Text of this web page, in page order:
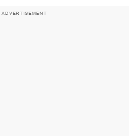
ADVERTISEMENT